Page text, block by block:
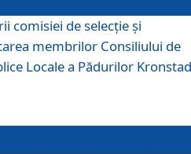
comisiei de selecție și
membrilor Consiliului de
Locale a Pădurilor